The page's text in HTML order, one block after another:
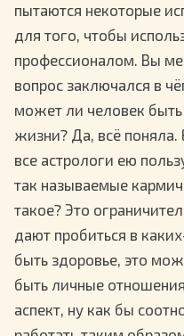
пытаются некоторые
для того, чтобы
профессионалом. Вы
вопрос заключался в
может ли человек
жизни? Да, всё поняла.
все астрологи ею
так называемые
такое? Это
дают пробиться в
быть здоровье, это
быть личные
аспект, ну как бы